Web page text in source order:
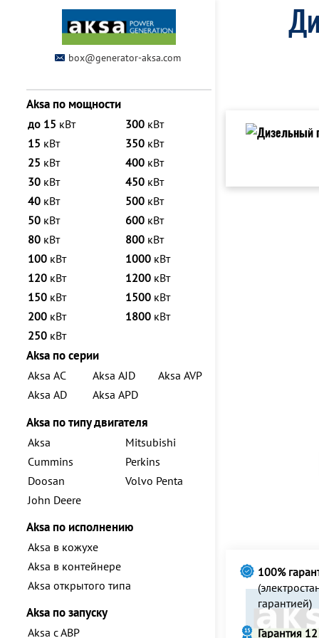
box@generator-aksa.com
Aksa по мощности
до 15 кВт
15 кВт
25 кВт
30 кВт
40 кВт
50 кВт
80 кВт
100 кВт
120 кВт
150 кВт
200 кВт
250 кВт
300 кВт
350 кВт
400 кВт
450 кВт
500 кВт
600 кВт
800 кВт
1000 кВт
1200 кВт
1500 кВт
1800 кВт
Aksa по серии
Aksa AC
Aksa AD
Aksa AJD
Aksa APD
Aksa AVP
Aksa по типу двигателя
Aksa
Cummins
Doosan
John Deere
Mitsubishi
Perkins
Volvo Penta
Aksa по исполнению
Aksa в кожухе
Aksa в контейнере
Aksa открытого типа
Aksa по запуску
Aksa с АВР
100%
гарантией)
Гарантия